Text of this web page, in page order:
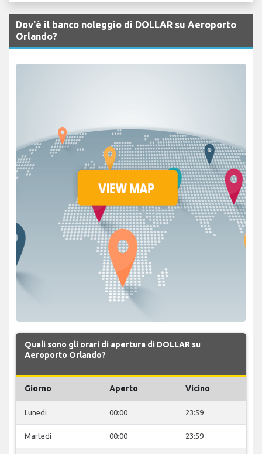
Dov'è il banco noleggio di DOLLAR su Aeroporto
Orlando?
Quali sono gli orari di apertura di DOLLAR su
Aeroporto Orlando?
Giorno Aperto Vicino
Lunedi 00:00 23:59
Martedì 00:00 23:59